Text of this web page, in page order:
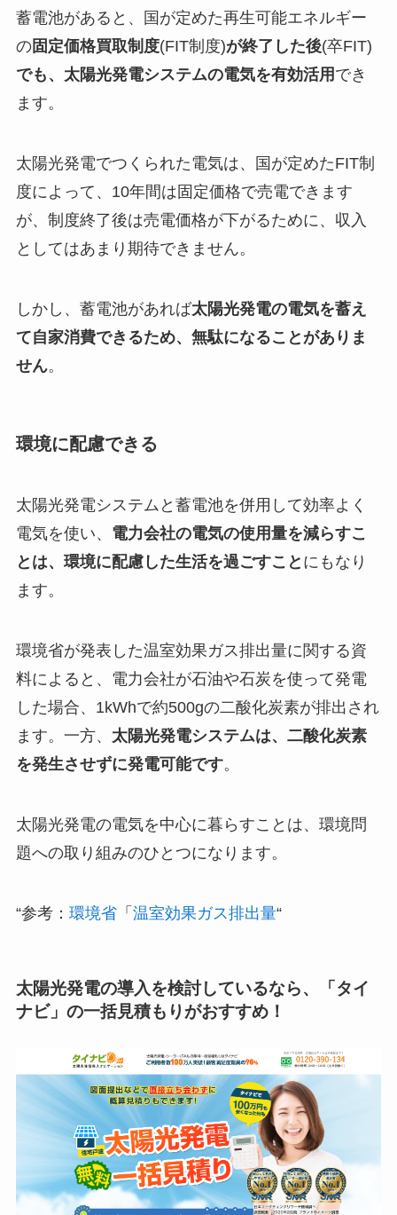
蓄電池があると、国が定めた再生可能エネルギー
の固定価格買取制度(FIT制度)が終了した後(卒FIT)
でも、太陽光発電システムの電気を有効活用 でき
ます。
太陽光発電でつくられた電気は、国が定めたFIT制
度によって、10年間は固定価格で売電できます
が、制度終了後は売電価格が下がるために、収入
としてはあまり期待できません。
しかし、蓄電池があれば太陽光発電の電気を蓄え
て自家消費できるため、無駄になることがありま
せん。
環境に配慮できる
太陽光発電システムと蓄電池を併用して効率よく
電気を使い、 電力会社の電気の使用量を減らすこ
とは、環境に配慮した生活を過ごすこと にもなり
ます。
環境省が発表した温室効果ガス排出量に関する資
料によると、電力会社が石油や石炭を使って発電
した場合、1kWhで約500gの二酸化炭素が排出され
ます。一方、 太陽光発電システムは、二酸化炭素
を発生させずに発電可能です。
太陽光発電の電気を中心に暮らすことは、環境問
題への取り組みのひとつになります。
“参考： 環境省「 温室効果ガス排出量“
太陽光発電の導入を検討しているなら、「タイ
ナビ」の一括見積もりがおすすめ！